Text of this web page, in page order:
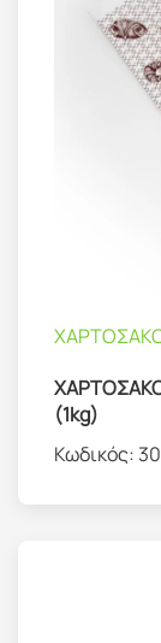
(1kg)
Κωδικός: